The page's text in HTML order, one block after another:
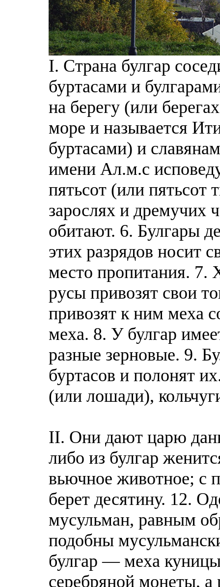
I. Страна булгар
буртасами и
на берегу (или
море и называется
буртасами) и
имени Ал.м.с
пятьсот (или пятьсот
зарослях и дремучих
обитают. 6. Булгары
этих разрядов носит
место пропитания. 7.
русы привозят свои
привозят к ним меха
меха. 8. У булгар
разные зерновые. 9.
буртасов и полонят
(или лошади),
II. Они дают царю
либо из булгар
вьючное животное; с
берет десятину. 12.
мусульман, равным
подобны
булгар — меха
серебряной монеты,